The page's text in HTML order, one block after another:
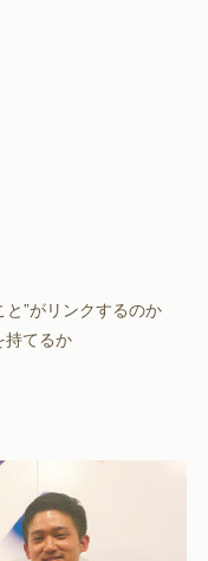
と”がリンクするのか
持てるか